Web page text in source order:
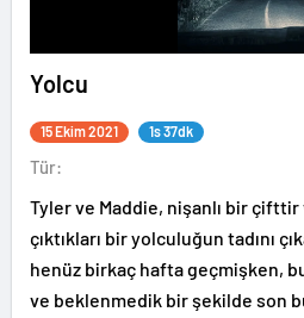
Yolcu
15 Ekim 2021 1s 37dk
Tür:
Tyler ve Maddie, nişanlı bir çifttir
çıktıkları bir yolculuğun tadını
henüz birkaç hafta geçmişken,
ve beklenmedik bir şekilde son